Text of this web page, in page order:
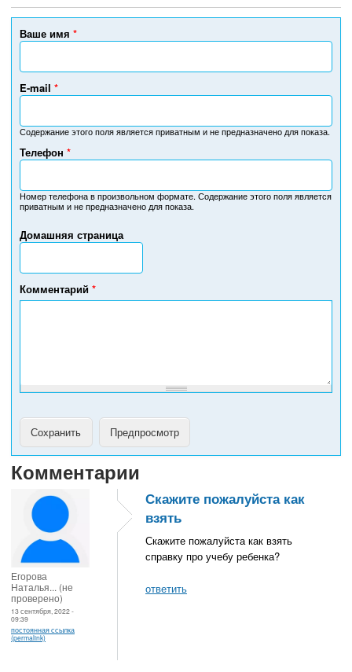
Ваше имя *
E-mail *
Содержание этого поля является приватным и не предназначено для показа.
Домашняя страница
Телефон *
Н
м
е
т
л
е
ф
Номер телефона в произвольном формате. Содержание этого поля является
приватным и не предназначено для показа.
Комментарий *
Комментарии
Егорова
Наталья... (не
проверено)
13 сентября, 2022 -
09:39
постоянная ссылка
(permalink)
Скажите пожалуйста как
взять
Скажите пожалуйста как взять
справку про учебу ребенка?
ответить